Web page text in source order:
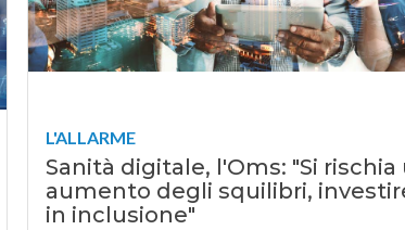
L'ALLARME
Sanità digitale, l'Oms: "Si rischia
aumento degli squilibri,
in inclusione"